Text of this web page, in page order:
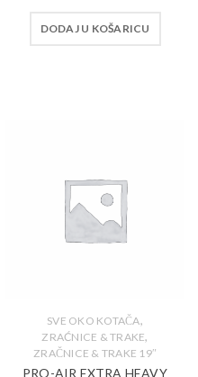
DODAJ U KOŠARICU
SVE OKO KOTAČA,
ZRAĆNICE & TRAKE,
ZRAČNICE & TRAKE 19″
PRO-AIR EXTRA HEAVY